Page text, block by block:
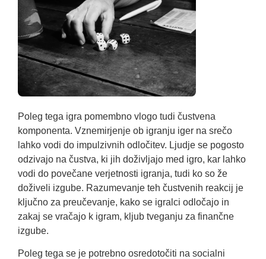
Poleg tega igra pomembno vlogo tudi čustvena
komponenta. Vznemirjenje ob igranju iger na srečo
lahko vodi do impulzivnih odločitev. Ljudje se pogosto
odzivajo na čustva, ki jih doživljajo med igro, kar lahko
vodi do povečane verjetnosti igranja, tudi ko so že
doživeli izgube. Razumevanje teh čustvenih reakcij je
ključno za preučevanje, kako se igralci odločajo in
zakaj se vračajo k igram, kljub tveganju za finančne
izgube.
Poleg tega se je potrebno osredotočiti na socialni